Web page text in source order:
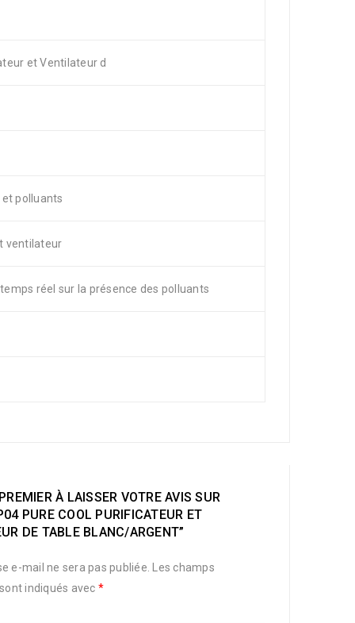
et Ventilateur d
polluants
ventilateur
réel sur la présence des polluants
À LAISSER VOTRE AVIS SUR
PURE COOL PURIFICATEUR ET
DE TABLE BLANC/ARGENT”
e-mail ne sera pas publiée.
Les champs
indiqués avec *